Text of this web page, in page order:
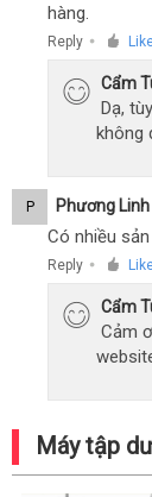
hàng.
Reply ●
Cẩm
Dạ,
không
P Phương Linh
Có nhiều
Reply ●
Cẩm
Cảm
Máy tập